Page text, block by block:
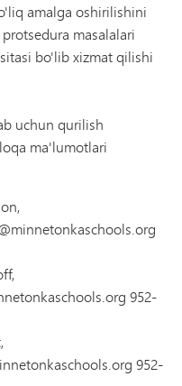
amalga oshirilishini
masalalari
bo'lib xizmat qilishi
uchun qurilish
ma'lumotlari
952-
952-